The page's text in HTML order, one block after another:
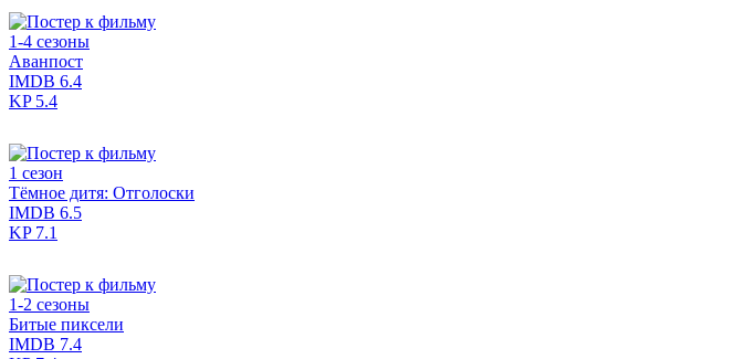
1-4 сезоны
Аванпост
IMDB 6.4
KP5.4
1 сезон
Тёмное дитя: Отголоски
IMDB 6.5
KP7.1
1-2 сезоны
Битые пиксели
IMDB 7.4